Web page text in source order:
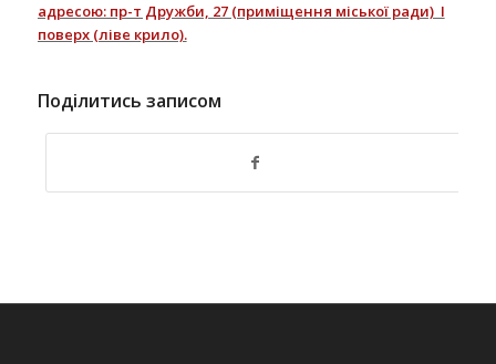
адресою: пр-т Дружби, 27 (приміщення міської ради) І
поверх (ліве крило).
Поділитись записом